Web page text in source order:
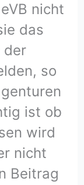
nicht
das
der
so
ist ob
wird
nicht
Beitrag